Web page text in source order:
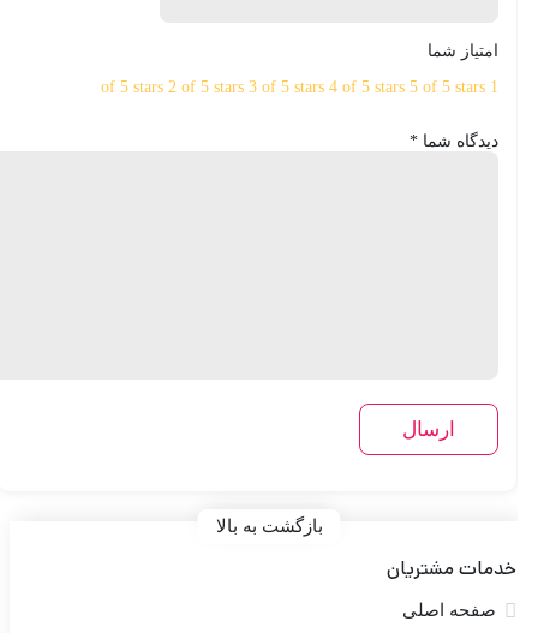
امتیاز شما
2 of 5 stars 3 of 5 stars 4 of 5 stars 5 of 5 stars
دیدگاه شما*
بازگشت به بالا
خدمات مشتریان
صفحه اصلی